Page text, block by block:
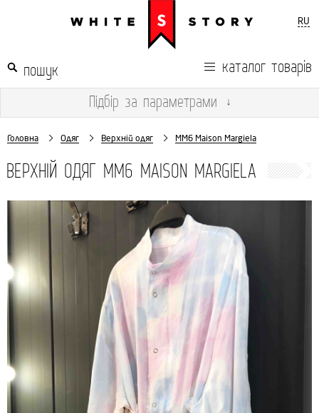
RU
каталог товарів
Підбір за параметрами ↓
Головна Одяг Верхній одяг MM6 Maison Margiela
ВЕРХНІЙ ОДЯГ MM6 MAISON MARGIELA